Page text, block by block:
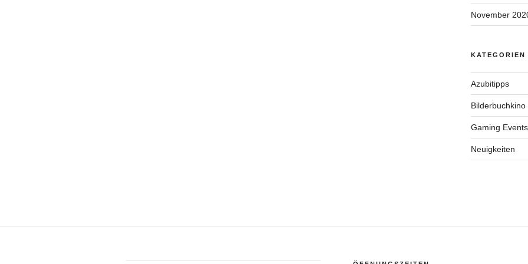
November
KATEGORIEN
Azubitipps
Bilderbuchkino
Gaming Events
Neuigkeiten